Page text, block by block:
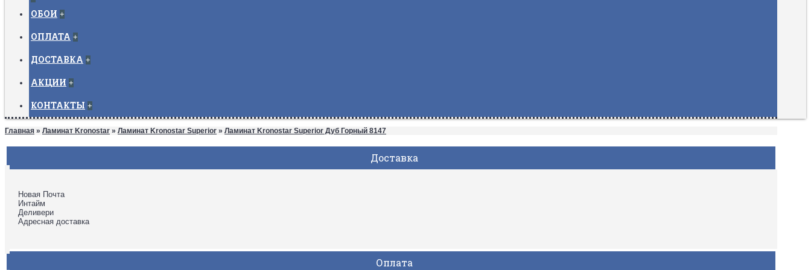
ОБОИ +
ОПЛАТА +
ДОСТАВКА +
АКЦИИ +
КОНТАКТЫ +
Главная » Ламинат Kronostar » Ламинат Kronostar Superior » Ламинат Kronostar Superior Дуб Горный 8147
Доставка
Новая Почта
Интайм
Деливери
Адресная доставка
Оплата